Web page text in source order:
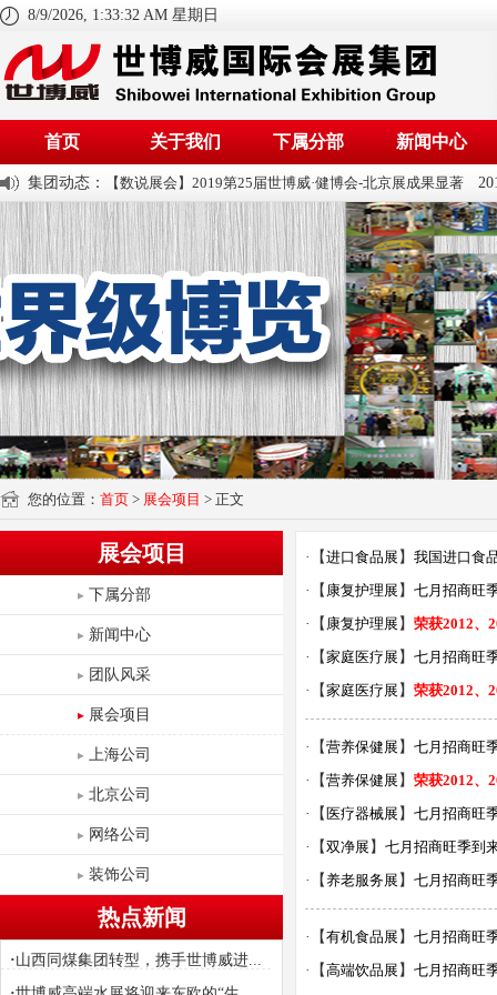
8/9/2026, 1:33:32 AM 星期日
首页 关于我们 下属分部 新闻中心
集团动态： 【数说展会】2019第25届世博威·健博会-北京展成果显著
公司组织进行消防安全知识培训
【开幕盛况】第20届世博威上海展大咖云集，阵容强大！
世博威健博会13周年 十大展团、千家企业等你来
您的位置： 首页 > 展会项目 > 正文
展会项目
下属分部
新闻中心
团队风采
展会项目
上海公司
北京公司
网络公司
装饰公司
热点新闻
·山西同煤集团转型，携手世博威进...
·【进口食品展 】 我国进口食
·【 康复护理展 】 七月招商旺
·【 康复护理展 】 荣获2012、
·【家庭医疗展 】 七月招商旺
·【家庭医疗展 】 荣获2012、
·【营养保健展 】 七月招商旺
·【营养保健展 】 荣获2012、
·【 医疗器械展 】 七月招商旺
·【双净展 】 七月招商旺季到
·【 养老服务展 】 七月招商旺
·【有机食品展 】 七月招商旺
·【高端饮品展 】 七月招商旺